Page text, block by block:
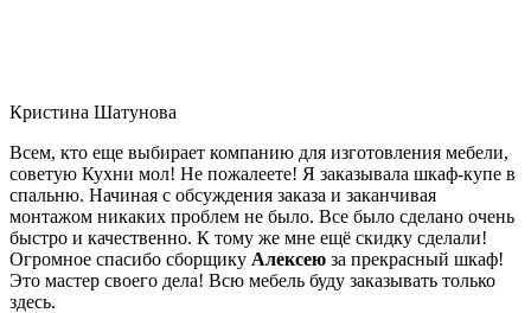
Кристина Шатунова
Всем, кто еще выбирает компанию для изготовления мебели,
советую Кухни мол! Не пожалеете! Я заказывала шкаф-купе в
спальню. Начиная с обсуждения заказа и заканчивая
монтажом никаких проблем не было. Все было сделано очень
быстро и качественно. К тому же мне ещё скидку сделали!
Огромное спасибо сборщику Алексею за прекрасный шкаф!
Это мастер своего дела! Всю мебель буду заказывать только
здесь.